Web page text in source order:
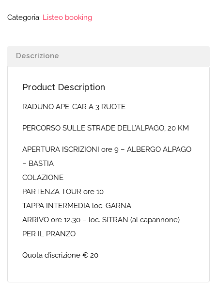
Categoria: Listeo booking
Descrizione
Product Description
RADUNO APE-CAR A 3 RUOTE
PERCORSO SULLE STRADE DELL’ALPAGO, 20 KM
APERTURA ISCRIZIONI ore 9 – ALBERGO ALPAGO
– BASTIA
COLAZIONE
PARTENZA TOUR ore 10
TAPPA INTERMEDIA loc. GARNA
ARRIVO ore 12.30 – loc. SITRAN (al capannone)
PER IL PRANZO
Quota d’iscrizione € 20